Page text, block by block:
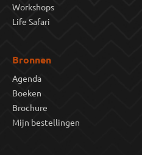
Workshops
Life Safari
Bronnen
Agenda
Boeken
Brochure
Mijn bestellingen